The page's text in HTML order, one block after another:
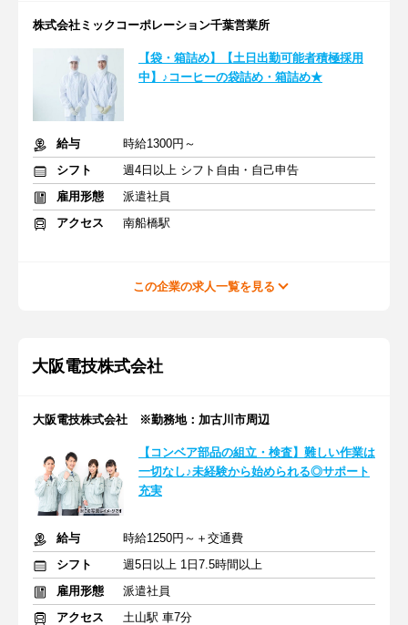
株式会社ミックコーポレーション千葉営業所
【袋・箱詰め】【土日出勤可能者積極採用
中】♪コーヒーの袋詰め・箱詰め★
給与
時給1300円～
シフト
週4日以上 シフト自由・自己申告
雇用形態
派遣社員
アクセス
南船橋駅
この企業の求人一覧を見る
大阪電技株式会社
大阪電技株式会社 ※勤務地：加古川市周辺
【コンベア部品の組立・検査】難しい作業は
一切なし♪未経験から始められる◎サポート
充実
給与
時給1250円～＋交通費
シフト
週5日以上 1日7.5時間以上
雇用形態
派遣社員
アクセス
土山駅 車7分